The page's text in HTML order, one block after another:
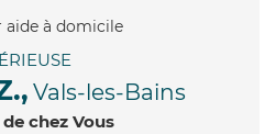
Vals-les-Bains
chez Vous